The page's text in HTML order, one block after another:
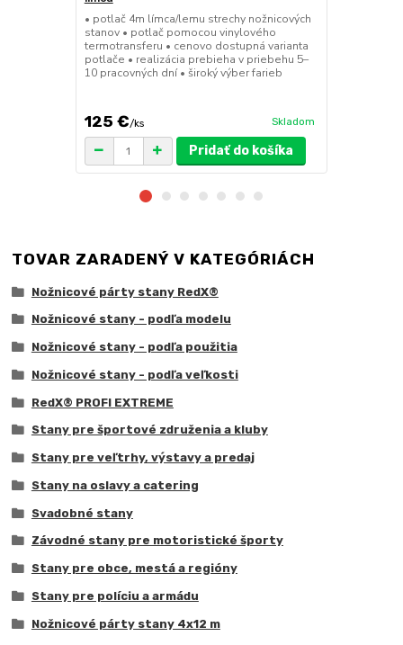
• potlač 4m límca/lemu strechy nožnicových
stanov • potlač pomocou vinylového
termotransferu • cenovo dostupná varianta
potlače • realizácia prebieha v priebehu 5–
10 pracovných dní • široký výber farieb
125 €/ks Skladom
Pridať do košíka
TOVAR ZARADENÝ V KATEGÓRIÁCH
Nožnicové párty stany RedX®
Nožnicové stany - podľa modelu
Nožnicové stany - podľa použitia
Nožnicové stany - podľa veľkosti
RedX® PROFI EXTREME
Stany pre športové združenia a kluby
Stany pre veľtrhy, výstavy a predaj
Stany na oslavy a catering
Svadobné stany
Závodné stany pre motoristické športy
Stany pre obce, mestá a regióny
Stany pre políciu a armádu
Nožnicové párty stany 4x12 m